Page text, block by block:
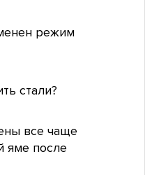
режим
стали?
все чаще
яме после